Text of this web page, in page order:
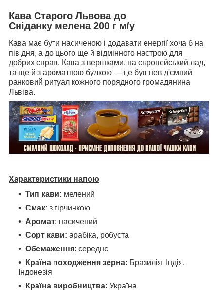
Кава Старого Львова до
Сніданку мелена 200 г м/у
Кава має бути насиченою і додавати енергії хоча б на
пів дня, а до цього ще й відмінного настрою для
добрих справ. Кава з вершками, на європейський лад,
та ще й з ароматною булкою — це був невід'ємний
ранковий ритуал кожного порядного громадянина
Львіва.
Характеристики напою
Тип кави: мелений
Смак: з гірчинкою
Аромат: насичений
Сорт кави: арабіка, робуста
Обсмаження: середнє
Країна походження зерна: Бразилія, Індія,
Індонезія
Країна виробництва: Україна